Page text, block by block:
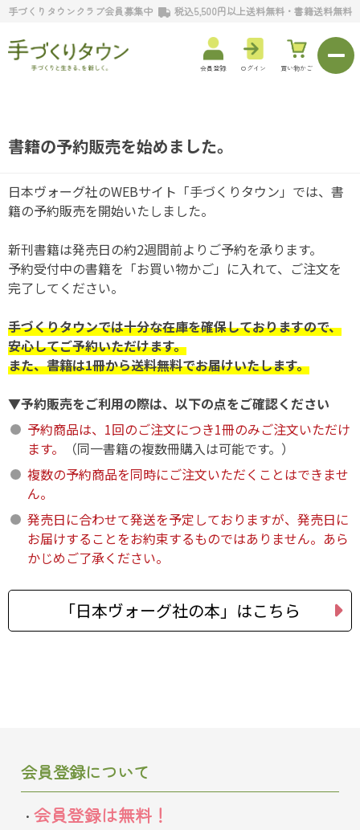
手づくりタウンクラブ会員募集中 税込5,500円以上送料無料・書籍送料無料
会員登録 ログイン 買い物かご
書籍の予約販売を始めました。
日本ヴォーグ社のWEBサイト「手づくりタウン」では、書
籍の予約販売を開始いたしました。
新刊書籍は発売日の約2週間前よりご予約を承ります。
予約受付中の書籍を「お買い物かご」に入れて、ご注文を
完了してください。
手づくりタウンでは十分な在庫を確保しておりますので、
安心してご予約いただけます。
また、書籍は1冊から送料無料でお届けいたします。
▼予約販売をご利用の際は、以下の点をご確認ください
予約商品は、1回のご注文につき1冊のみご注文いただけ
ます。
（同一書籍の複数冊購入は可能です。）
複数の予約商品を同時にご注文いただくことはできませ
ん。
発売日に合わせて発送を予定しておりますが、発売日に
お届けすることをお約束するものではありません。あら
かじめご了承ください。
「日本ヴォーグ社の本」はこちら
会員登録について
会員登録は無料！